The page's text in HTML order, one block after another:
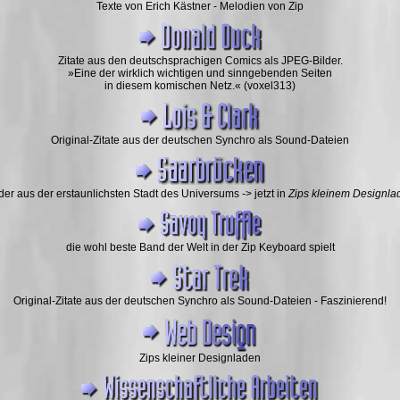
Texte von Erich Kästner - Melodien von Zip
Zitate aus den deutschsprachigen Comics als JPEG-Bilder.
»Eine der wirklich wichtigen und sinngebenden Seiten
in diesem komischen Netz.« (voxel313)
Original-Zitate aus der deutschen Synchro als Sound-Dateien
aus der erstaunlichsten Stadt des Universums -> jetzt inZips kleinem
die wohl beste Band der Welt in der Zip Keyboard spielt
Original-Zitate aus der deutschen Synchro als Sound-Dateien - Faszinierend!
Zips kleiner Designladen